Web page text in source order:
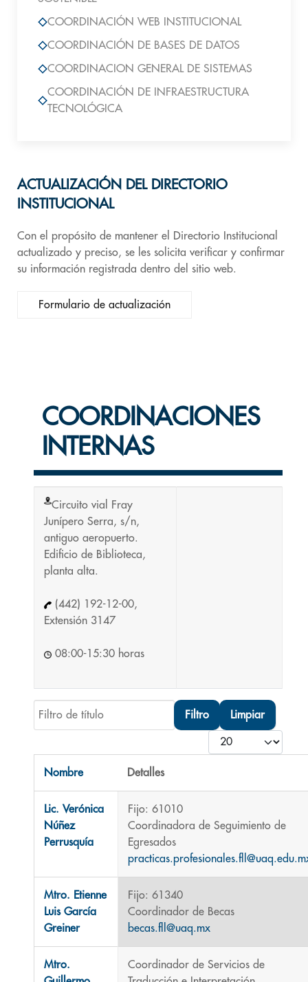
COORDINACIÓN WEB INSTITUCIONAL
COORDINACIÓN DE BASES DE DATOS
COORDINACION GENERAL DE SISTEMAS
COORDINACIÓN DE INFRAESTRUCTURA
TECNOLÓGICA
ACTUALIZACIÓN DEL DIRECTORIO
INSTITUCIONAL
Con el propósito de mantener el Directorio Institucional
actualizado y preciso, se les solicita verificar y confirmar
su información registrada dentro del sitio web.
Formulario de actualización
COORDINACIONES
INTERNAS
Circuito vial Fray
Junípero Serra, s/n,
antiguo aeropuerto.
Edificio de Biblioteca,
planta alta.
(442) 192-12-00,
Extensión 3147
08:00-15:30 horas
Filtro de título
Filtro Limpiar
Cantidad
Nombre Detalles
Lic. Verónica
Núñez
Perrusquía
Fijo: 61010
Coordinadora de Seguimiento de
Egresados
Mtro. Etienne
Luis García
Greiner
Fijo: 61340
Coordinador de Becas
becas.fll@uaq.mx
Mtro.
Coordinador de Servicios de